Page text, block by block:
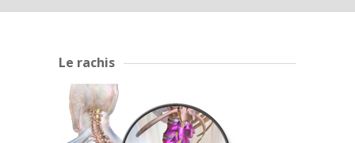
Le rachis